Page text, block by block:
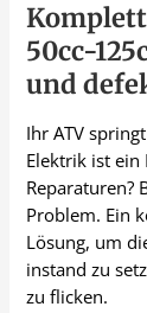
50cc-
und
Ihr ATV
Elektrik ist ein
Reparaturen?
Problem. Ein
Lösung, um
instand zu
zu flicken.